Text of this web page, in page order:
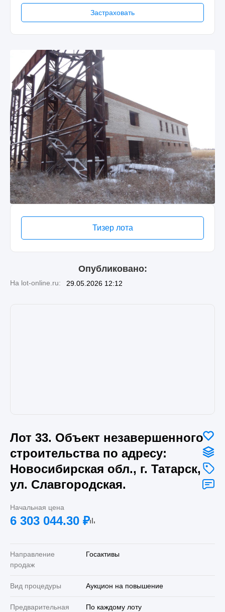
Застраховать
Тизер лота
Опубликовано:
На lot-online.ru: 29.05.2026 12:12
Лот 33. Объект незавершенного
строительства по адресу:
Новосибирская обл., г. Татарск,
ул. Славгородская.
Начальная цена
6 303 044.30 ₽
Направление
продаж
Госактивы
Вид процедуры Аукцион на повышение
Предварительная
По каждому лоту